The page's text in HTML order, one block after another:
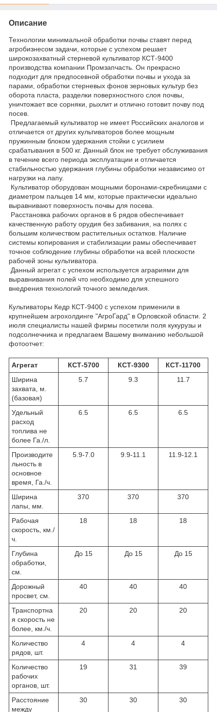
Описание
Технологии минимальной обработки почвы ставят перед
агробизнесом задачи, которые с успехом решает
широкозахватный стерневой культиватор КСТ-9400
производства компании Промзапчасть. Он прекрасно
подходит для предпосевной обработки почвы и ухода за
парами, обработки стерневых фонов зерновых культур без
оборота пласта, разделки поверхностного слоя почвы,
уничтожает все сорняки, рыхлит и отлично готовит почву под
посев.
Предлагаемый культиватор не имеет Российских аналогов и
отличается от других культиваторов более мощным
пружинным блоком удержания стойки с усилием
срабатывания в 500 кг. Данный блок не требует обслуживания
в течение всего периода эксплуатации и отличается
стабильностью удержания глубины обработки независимо от
нагрузки на лапу.
Культиватор оборудован мощными боронами-скребницами с
диаметром пальцев 14 мм, которые практически идеально
выравнивают поверхность почвы для посева.
Расстановка рабочих органов в 6 рядов обеспечивает
качественную работу орудия без забивания, на полях с
большим количеством растительных остатков. Наличие
системы копирования и стабилизации рамы обеспечивает
точное соблюдение глубины обработки на всей плоскости
рабочей зоны культиватора.
Данный агрегат с успехом используется аграриями для
выравнивания полей что необходимо для успешного
внедрения технологий точного земледелия.
Культиваторы Кедр КСТ-9400 с успехом применили в
крупнейшем агрохолдинге "АгроГард" в Орловской области. 2
июля специалисты нашей фирмы посетили поля кукурузы и
подсолнечника и предлагаем Вашему вниманию небольшой
фотоотчет:
Агрегат КСТ-5700 КСТ-9300
КСТ-11700
Ширина
захвата, м.
(базовая)
5.7 9.3 11.7
Удельный
расход
топлива не
более Га./л.
6.5 6.5 6.5
Производите
льность в
основное
время, Га./ч.
5.9-7.0 9.9-11.1 11.9-12.1
Ширина
лапы, мм.
370 370 370
Рабочая
скорость, км./
ч.
18 18 18
Глубина
обработки,
см.
До 15 До 15 До 15
Дорожный
просвет, см.
40 40 40
Транспортна
я скорость не
более, км./ч.
20 20 20
Количество
рядов, шт.
4 4 4
Количество
рабочих
органов, шт.
19 31 39
Расстояние
между
30 30 30